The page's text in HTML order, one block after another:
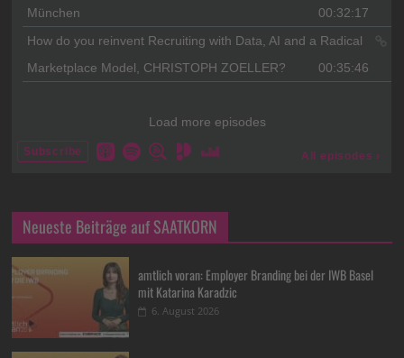
Neueste Beiträge auf SAATKORN
amtlich voran: Employer Branding bei der IWB Basel
mit Katarina Karadzic
6. August 2026